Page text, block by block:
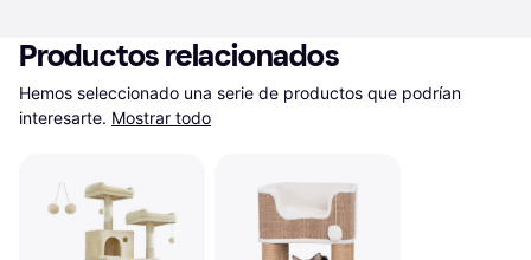
Productos relacionados
Hemos seleccionado una serie de productos que podrían
interesarte. Mostrar todo